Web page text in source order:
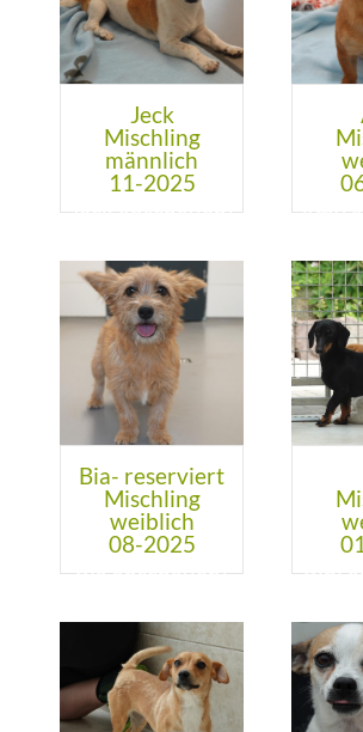
KONTAKT
SHOP
Jeck
Mischling
männlich
11-2025
Bia- reserviert
Mischling
weiblich
08-2025